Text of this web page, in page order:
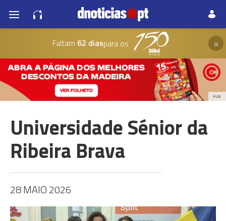
Faltam 62 diaspara os ×
PUB
Universidade Sénior da
Ribeira Brava
28 MAIO 2026